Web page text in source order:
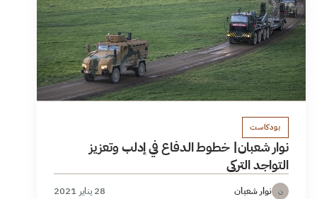
بودكاست
نوار شعبان| خطوط الدفاع في إدلب وتعزيز
التواجد التركي
ن نوار شعبان 28 يناير 2021